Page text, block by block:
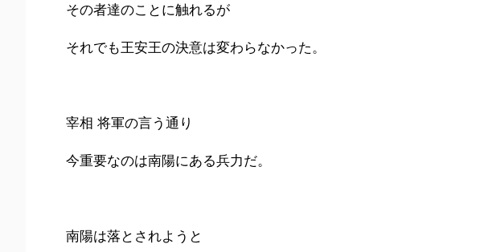
その者達のことに触れるが
それでも王安王の決意は変わらなかった。
宰相 将軍の言う通り
今重要なのは南陽にある兵力だ。
南陽は落とされようと